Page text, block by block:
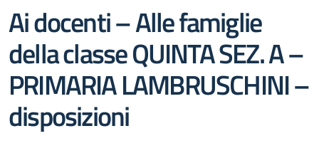
Ai docenti – Alle famiglie
della classe QUINTA SEZ. A –
PRIMARIA LAMBRUSCHINI –
disposizioni